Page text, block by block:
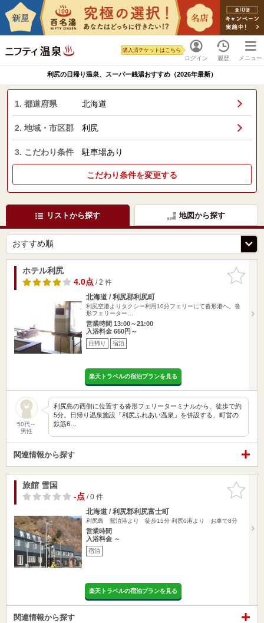
ログイン
購入済チケットはこちら
履歴 メニュー
利尻の日帰り温泉、スーパー銭湯おすすめ（2026年最新）
1. 都道府県 北海道
2. 地域・市区郡 利尻
3. こだわり条件 駐車場あり
こだわり条件を変更する
リストから探す 地図から探す
お気に入
りに追加
ホテル利尻
4.0点/ 2 件
北海道 / 利尻郡利尻町
利尻空港よりタクシー利用10分フェリーにて沓形港へ。沓
形フェリーター…
営業時間 13:00～21:00
入浴料金 650円～
日帰り 宿泊
楽天トラベルの宿泊プランを見る
50代～
男性
利尻島の西側に位置する沓形フェリーターミナルから、徒歩で約
5分。日帰り温泉施設「利尻ふれあい温泉」を併設する、町営の
鉄筋6…
関連情報から探す
お気に入
りに追加
旅館 雪国
-点/ 0 件
北海道 / 利尻郡利尻富士町
利尻島 鴛泊港より 徒歩15分 利尻0港より お車で8分
営業時間
入浴料金 ～
宿泊
楽天トラベルの宿泊プランを見る
関連情報から探す